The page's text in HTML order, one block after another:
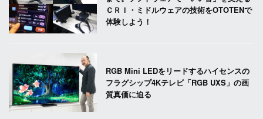
ＣＲＩ・ミドルウェアの技術をOTOTENで
体験しよう！
RGB Mini LEDをリードするハイセンスの
フラグシップ4Kテレビ「RGB UXS」の画
質真価に迫る